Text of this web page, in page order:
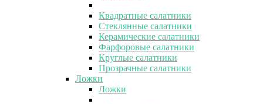
Квадратные салатники
Стеклянные салатники
Керамические салатники
Фарфоровые салатники
Круглые салатники
Прозрачные салатники
Ложки
Ложки